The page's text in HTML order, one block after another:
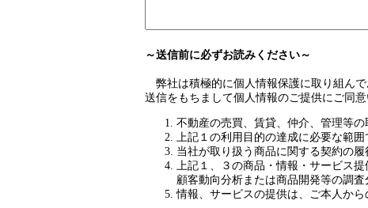
～送信前に必ずお読みください～
弊社は積極的に個人情報保護に取り組ん
送信をもちまして個人情報のご提供にご同
不動産の売買、賃貸、仲介、管理等
上記１の利用目的の達成に必要な範囲
当社が取り扱う商品に関する契約の履
上記１、３の商品・情報・サービス
顧客動向分析または商品開発等の調査
情報、サービスの提供は、ご本人か